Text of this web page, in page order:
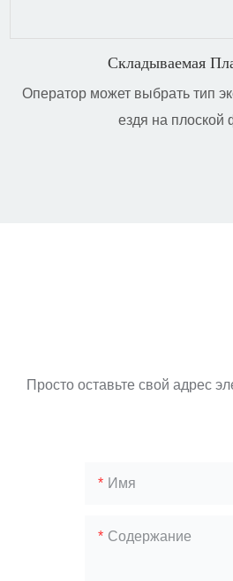
Складываемая
Оператор может выбрать тип
ездя на плоской
Просто оставьте свой адрес
Имя
Содержание